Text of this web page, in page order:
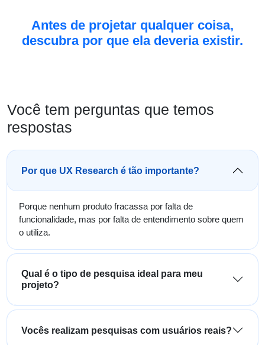
Antes de projetar qualquer coisa,
descubra por que ela deveria existir.
Você tem perguntas que temos
respostas
Por que UX Research é tão importante?
Porque nenhum produto fracassa por falta de
funcionalidade, mas por falta de entendimento sobre quem
o utiliza.
Qual é o tipo de pesquisa ideal para meu
projeto?
Vocês realizam pesquisas com usuários reais?